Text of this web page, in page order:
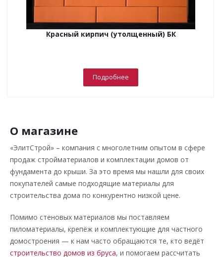
Красный кирпич (утолщенный) БК
Подробнее
О магазине
«ЭлитСтрой» – компания с многолетним опытом в сфере
продаж стройматериалов и комплектации домов от
фундамента до крыши. За это время мы нашли для своих
покупателей самые подходящие материалы для
строительства дома по конкурентно низкой цене.
Помимо стеновых материалов мы поставляем
пиломатериалы, крепёж и комплектующие для частного
домостроения — к нам часто обращаются те, кто ведёт
строительство домов из бруса, и помогаем рассчитать